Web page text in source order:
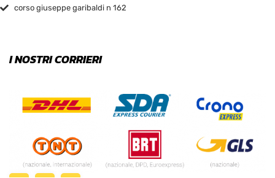
corso giuseppe garibaldi n 162
I NOSTRI CORRIERI